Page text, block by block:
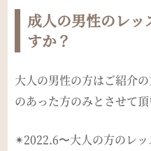
成人の男性のレッ
すか？
大人の男性の方はご紹介
のあった方のみとさせて頂
✴︎2022.6〜大人の方のレ